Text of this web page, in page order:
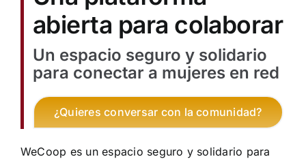
Aprendizaje
Financiación
Ellas transforman
Buscar:
abierta para colaborar
Un espacio seguro y solidario
para conectar a mujeres en red
¿Quieres conversar con la comunidad?
WeCoop es un espacio seguro y solidario para